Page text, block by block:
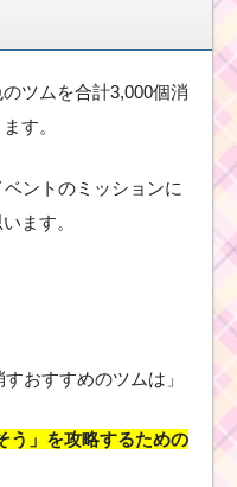
ツムを合計3,000個消
す。
ベントのミッションに
ます。
おすすめのツムは」
う」を攻略するための